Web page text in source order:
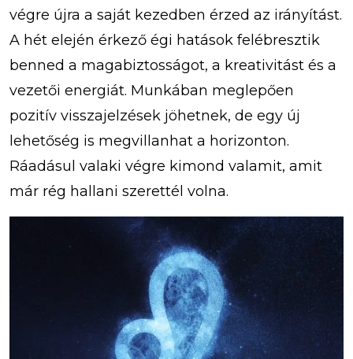
végre újra a saját kezedben érzed az irányítást.
A hét elején érkező égi hatások felébresztik
benned a magabiztosságot, a kreativitást és a
vezetői energiát. Munkában meglepően
pozitív visszajelzések jöhetnek, de egy új
lehetőség is megvillanhat a horizonton.
Ráadásul valaki végre kimond valamit, amit
már rég hallani szerettél volna.